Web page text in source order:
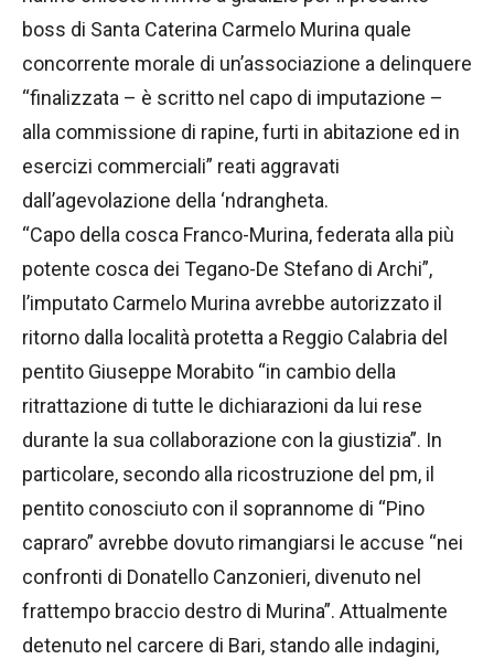
boss di Santa Caterina Carmelo Murina quale
concorrente morale di un’associazione a delinquere
“finalizzata – è scritto nel capo di imputazione –
alla commissione di rapine, furti in abitazione ed in
esercizi commerciali” reati aggravati
dall’agevolazione della ‘ndrangheta.
“Capo della cosca Franco-Murina, federata alla più
potente cosca dei Tegano-De Stefano di Archi”,
l’imputato Carmelo Murina avrebbe autorizzato il
ritorno dalla località protetta a Reggio Calabria del
pentito Giuseppe Morabito “in cambio della
ritrattazione di tutte le dichiarazioni da lui rese
durante la sua collaborazione con la giustizia”. In
particolare, secondo alla ricostruzione del pm, il
pentito conosciuto con il soprannome di “Pino
capraro” avrebbe dovuto rimangiarsi le accuse “nei
confronti di Donatello Canzonieri, divenuto nel
frattempo braccio destro di Murina”. Attualmente
detenuto nel carcere di Bari, stando alle indagini,